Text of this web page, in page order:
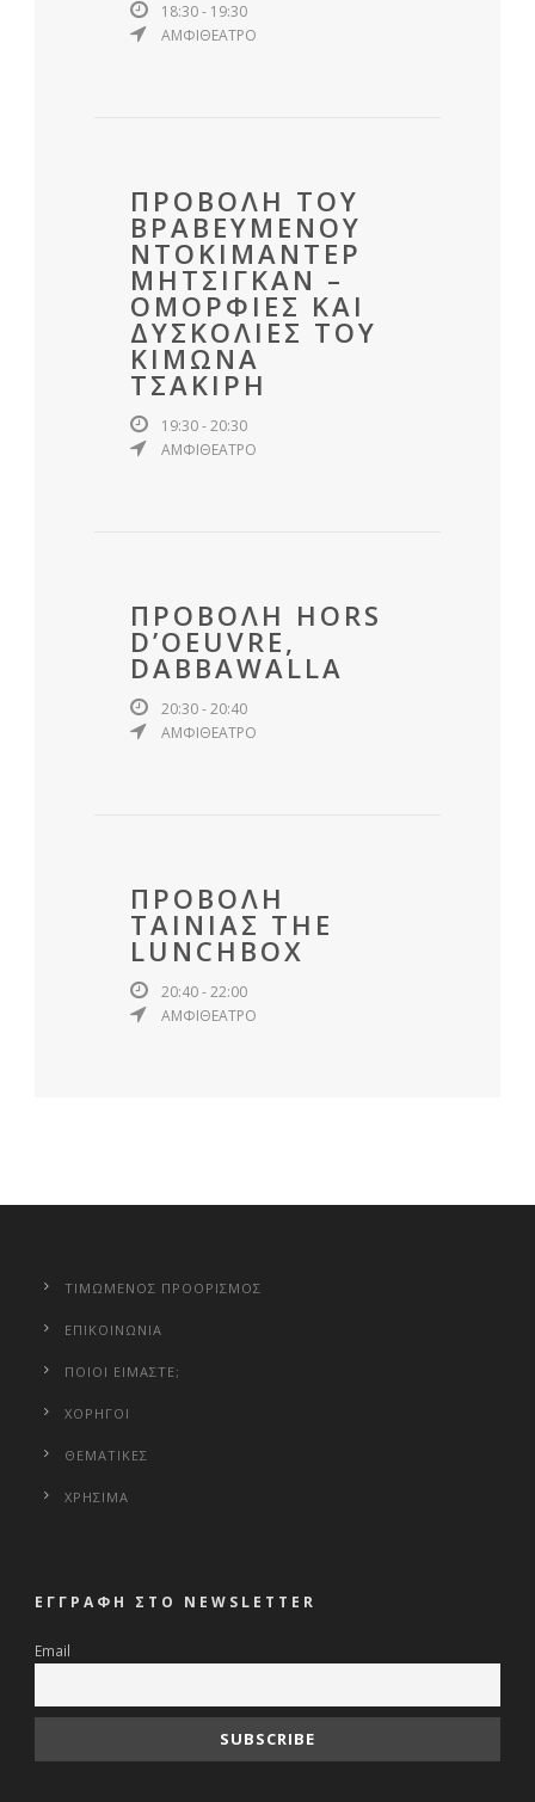
18:30 - 19:30
ΑΜΦΙΘΕΑΤΡΟ
ΠΡΟΒΟΛΗ ΤΟΥ
ΒΡΑΒΕΥΜΕΝΟΥ
ΝΤΟΚΙΜΑΝΤΕΡ
ΜΗΤΣΙΓΚΑΝ –
ΟΜΟΡΦΙΕΣ ΚΑΙ
ΔΥΣΚΟΛΙΕΣ ΤΟΥ
ΚΙΜΩΝΑ
ΤΣΑΚΙΡΗ
19:30 - 20:30
ΑΜΦΙΘΕΑΤΡΟ
ΠΡΟΒΟΛΗ HORS
D’OEUVRE,
DABBAWALLA
20:30 - 20:40
ΑΜΦΙΘΕΑΤΡΟ
ΠΡΟΒΟΛΗ
ΤΑΙΝΙΑΣ THE
LUNCHBOX
20:40 - 22:00
ΑΜΦΙΘΕΑΤΡΟ
ΤΙΜΩΜΕΝΟΣ ΠΡΟΟΡΙΣΜΟΣ
ΕΠΙΚΟΙΝΩΝΙΑ
ΠΟΙΟΙ ΕΙΜΑΣΤΕ;
ΧΟΡΗΓΟΙ
ΘΕΜΑΤΙΚΕΣ
ΧΡΗΣΙΜΑ
ΕΓΓΡΑΦΗ ΣΤΟ NEWSLETTER
Email